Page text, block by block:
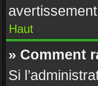
Haut
» Comment
Si